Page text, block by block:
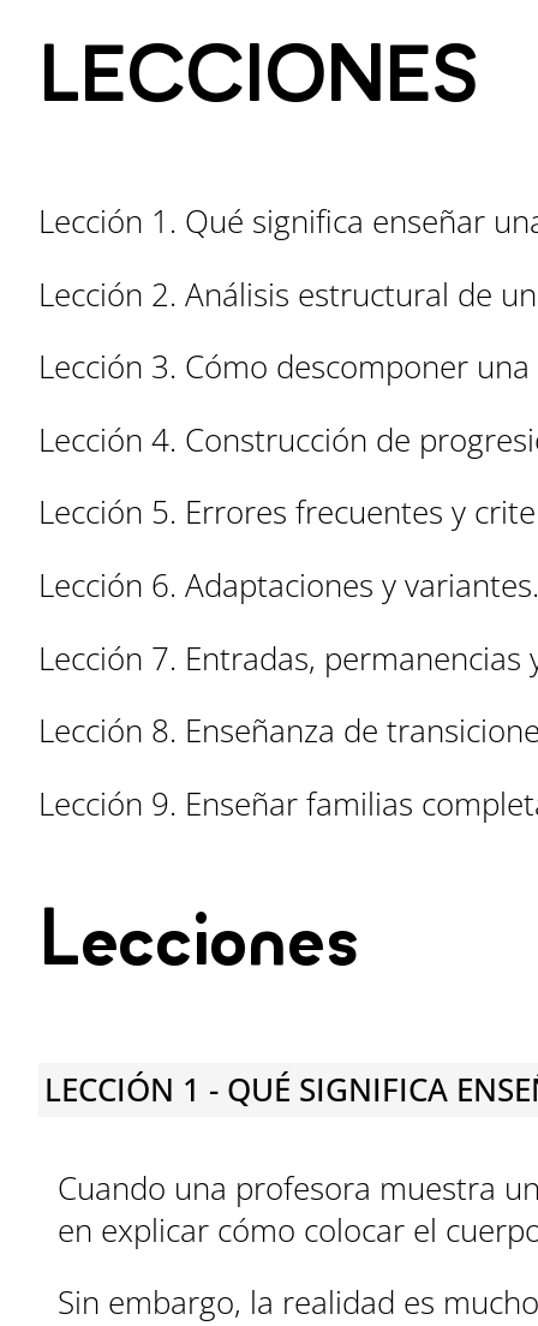
LECCIONES
Lección 1. Qué significa enseñar
Lección 2. Análisis estructural de
Lección 3. Cómo descomponer una
Lección 4. Construcción de
Lección 5. Errores frecuentes y
Lección 6. Adaptaciones y variantes.
Lección 7. Entradas, permanencias
Lección 8. Enseñanza de
Lección 9. Enseñar familias
Lecciones
LECCIÓN 1 - QUÉ SIGNIFICA
Cuando una profesora muestra
en explicar cómo colocar el
Sin embargo, la realidad es